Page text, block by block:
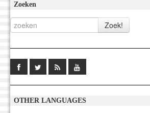
Zoeken
OTHER LANGUAGES